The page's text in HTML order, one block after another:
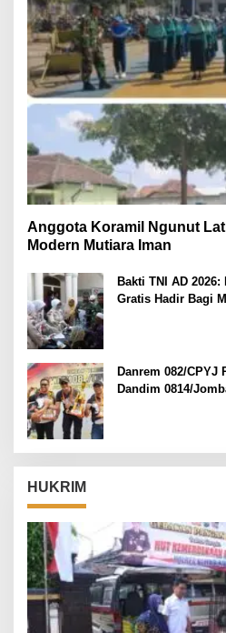
Anggota Koramil Ngunut
Modern Mutiara Iman
Bakti TNI AD
Gratis Hadir Bagi
Danrem 082/CPYJ
Dandim 0814/
HUKRIM